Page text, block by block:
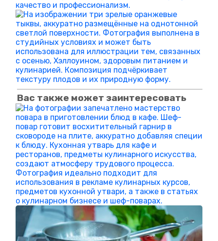
Вас также может заинтересовать